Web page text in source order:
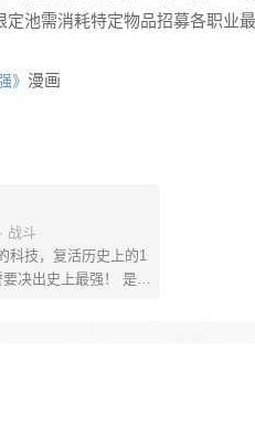
池需消耗特定物品招募各职业最
》 漫画
战斗
科技，复活历史上的1
出史上最强！ 是武